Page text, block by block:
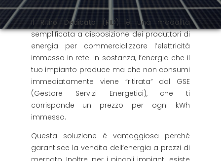
Il Ritiro Dedicato (RID)
è una modalità
semplificata a disposizione dei produttori di
energia per commercializzare l’elettricità
immessa in rete. In sostanza, l’energia che il
tuo impianto produce ma che non consumi
immediatamente viene “ritirata” dal GSE
(Gestore Servizi Energetici), che ti
corrisponde un prezzo per ogni kWh
immesso.
Questa soluzione è vantaggiosa perché
garantisce la vendita dell’energia a prezzi di